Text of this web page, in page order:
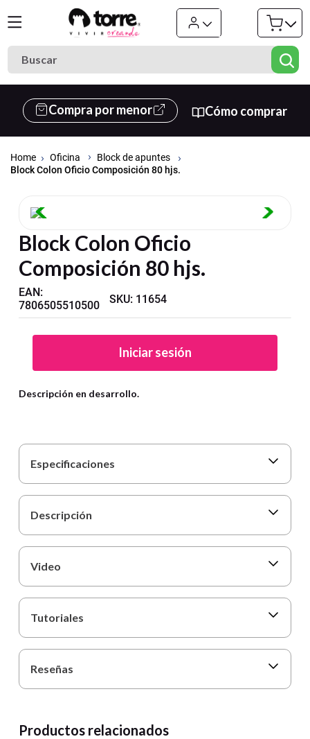
Buscar
Compra por menor Cómo comprar
Oficina
Block de apuntes
Block Colon Oficio Composición 80 hjs.
Block Colon Oficio
Composición 80 hjs.
EAN:
7806505510500
SKU: 11654
Iniciar sesión
Descripción en desarrollo.
Especificaciones
Descripción
Video
Tutoriales
Reseñas
Productos relacionados
Términos más buscados
1. cuaderno
3. goma eva
5.
estuche
7. harry potter
8.
9 cartulina
10. lapiz